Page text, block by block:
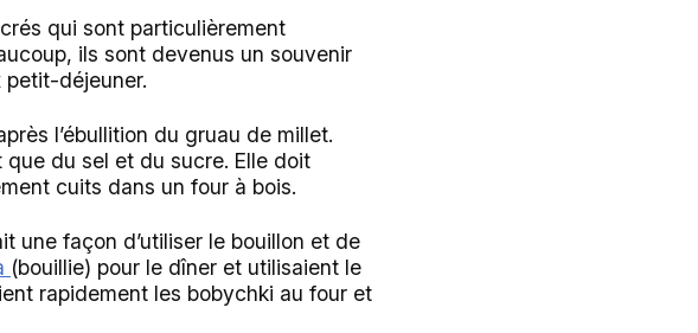
qui sont particulièrement
ils sont devenus un souvenir
petit-déjeuner.
l’ébullition du gruau de millet.
du sel et du sucre. Elle doit
cuits dans un four à bois.
une façon d’utiliser le bouillon et de
(bouillie) pour le dîner et utilisaient le
rapidement les bobychki au four et